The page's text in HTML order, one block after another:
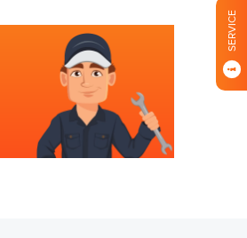
SERVICE